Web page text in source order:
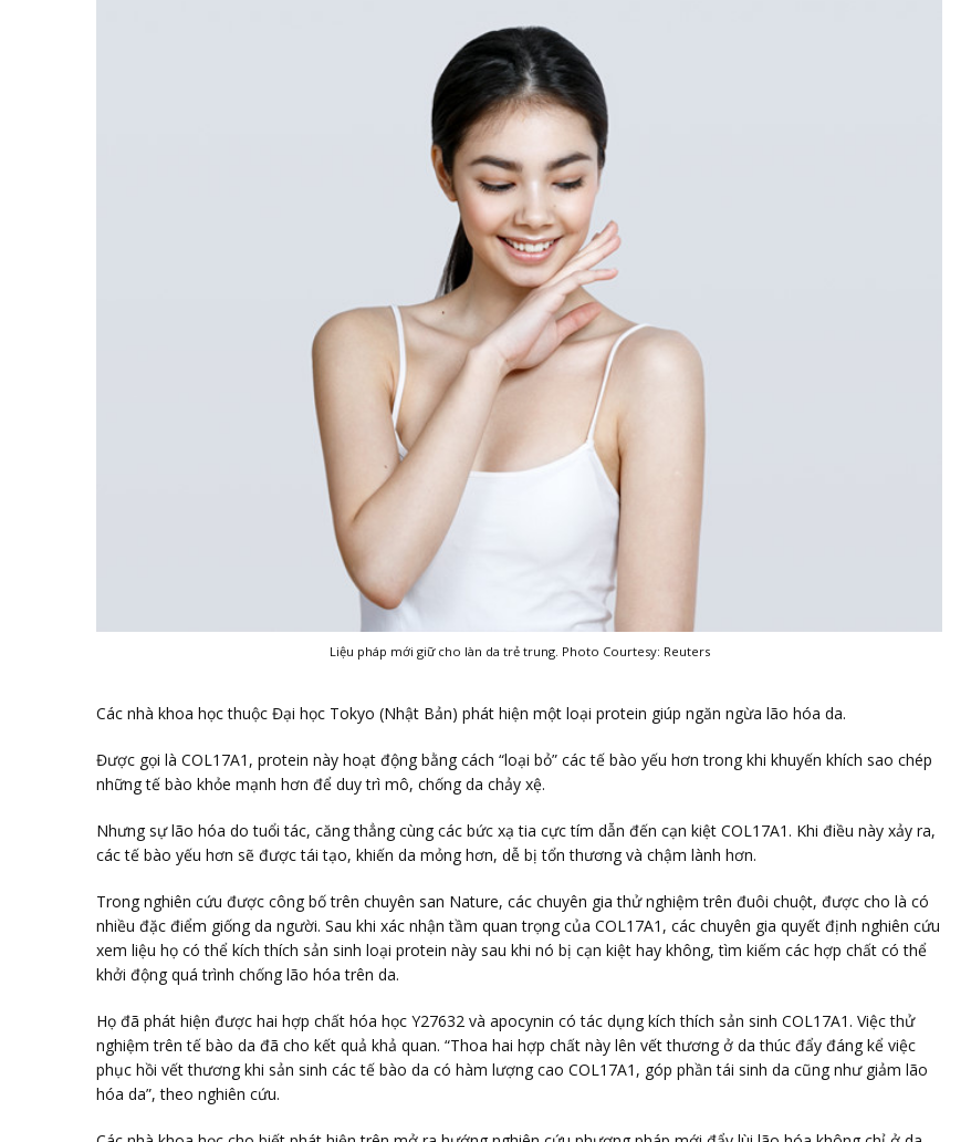
Liệu pháp mới giữ cho làn da trẻ trung. Photo Courtesy: Reuters
Các nhà khoa học thuộc Đại học Tokyo (Nhật Bản) phát hiện một loại protein giúp ngăn ngừa lão hóa da.
Được gọi là COL17A1, protein này hoạt động bằng cách “loại bỏ” các tế bào yếu hơn trong khi khuyến khích sao chép
những tế bào khỏe mạnh hơn để duy trì mô, chống da chảy xệ.
Nhưng sự lão hóa do tuổi tác, căng thẳng cùng các bức xạ tia cực tím dẫn đến cạn kiệt COL17A1. Khi điều này xảy ra,
các tế bào yếu hơn sẽ được tái tạo, khiến da mỏng hơn, dễ bị tổn thương và chậm lành hơn.
Trong nghiên cứu được công bố trên chuyên san Nature, các chuyên gia thử nghiệm trên đuôi chuột, được cho là có
nhiều đặc điểm giống da người. Sau khi xác nhận tầm quan trọng của COL17A1, các chuyên gia quyết định nghiên cứu
xem liệu họ có thể kích thích sản sinh loại protein này sau khi nó bị cạn kiệt hay không, tìm kiếm các hợp chất có thể
khởi động quá trình chống lão hóa trên da.
Họ đã phát hiện được hai hợp chất hóa học Y27632 và apocynin có tác dụng kích thích sản sinh COL17A1. Việc thử
nghiệm trên tế bào da đã cho kết quả khả quan. “Thoa hai hợp chất này lên vết thương ở da thúc đẩy đáng kể việc
phục hồi vết thương khi sản sinh các tế bào da có hàm lượng cao COL17A1, góp phần tái sinh da cũng như giảm lão
hóa da”, theo nghiên cứu.